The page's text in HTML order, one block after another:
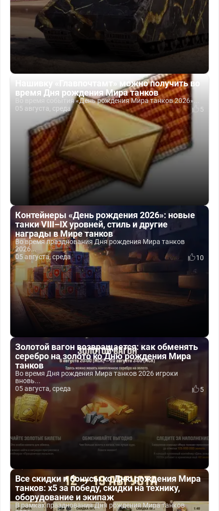
Нашивку «Главпочтамт» можно получить во
время Дня рождения Мира танков
Во время события «День рождения Мира танков 2026»...
05 августа, среда
5
Контейнеры «День рождения 2026»: новые
танки VIII–IX уровней, стиль и другие
награды в Мире танков
Во время празднования Дня рождения Мира танков
2026...
05 августа, среда
10
Золотой вагон возвращается: как обменять
серебро на золото ко Дню рождения Мира
танков
Во время Дня рождения Мира танков 2026 игроки
вновь...
05 августа, среда
5
Все скидки и бонусы ко Дню рождения Мира
танков: x5 за победу, скидки на технику,
оборудование и экипаж
В рамках празднования Дня рождения Мира танков